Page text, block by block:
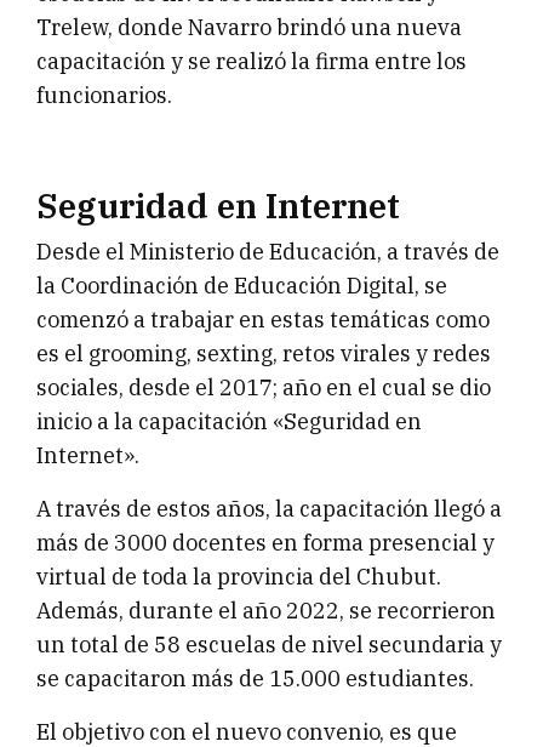
Trelew, donde Navarro brindó una nueva
capacitación y se realizó la firma entre los
funcionarios.
Seguridad en Internet
Desde el Ministerio de Educación, a través de
la Coordinación de Educación Digital, se
comenzó a trabajar en estas temáticas como
es el grooming, sexting, retos virales y redes
sociales, desde el 2017; año en el cual se dio
inicio a la capacitación «Seguridad en
Internet».
A través de estos años, la capacitación llegó a
más de 3000 docentes en forma presencial y
virtual de toda la provincia del Chubut.
Además, durante el año 2022, se recorrieron
un total de 58 escuelas de nivel secundaria y
se capacitaron más de 15.000 estudiantes.
El objetivo con el nuevo convenio, es que